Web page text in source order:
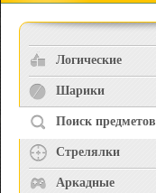
Логические
Шарики
Поиск предметов
Стрелялки
Аркадные